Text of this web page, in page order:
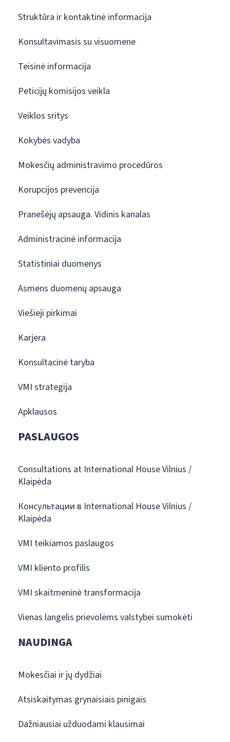
Struktūra ir kontaktinė informacija
Konsultavimasis su visuomene
Teisinė informacija
Peticijų komisijos veikla
Veiklos sritys
Kokybės vadyba
Mokesčių administravimo procedūros
Korupcijos prevencija
Pranešėjų apsauga. Vidinis kanalas
Administracinė informacija
Statistiniai duomenys
Asmens duomenų apsauga
Viešieji pirkimai
Karjera
Konsultacinė taryba
VMI strategija
Apklausos
PASLAUGOS
Consultations at International House Vilnius /
Klaipėda
Консультации в International House Vilnius /
Klaipėda
VMI teikiamos paslaugos
VMI kliento profilis
VMI skaitmeninė transformacija
Vienas langelis prievolėms valstybei sumokėti
NAUDINGA
Mokesčiai ir jų dydžiai
Atsiskaitymas grynaisiais pinigais
Dažniausiai užduodami klausimai